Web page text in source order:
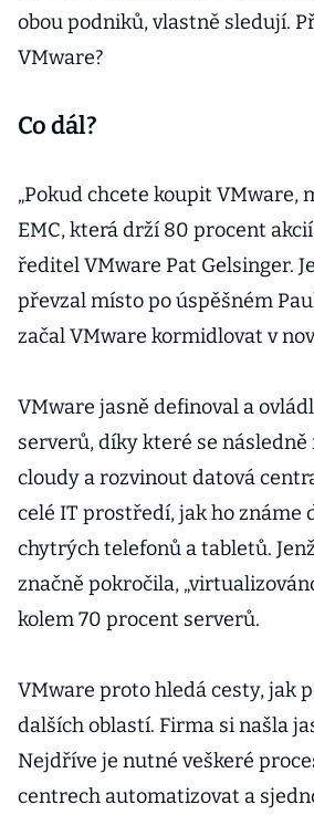
obou podniků, vlastně sledují.
VMware?
Co dál?
„Pokud chcete koupit VMware,
EMC, která drží 80 procent
ředitel VMware Pat Gelsinger.
převzal místo po úspěšném
začal VMware kormidlovat v
VMware jasně definoval a
serverů, díky které se
cloudy a rozvinout datová
celé IT prostředí, jak ho známe
chytrých telefonů a tabletů.
značně pokročila,
kolem 70 procent serverů.
VMware proto hledá cesty, jak
dalších oblastí. Firma si našla
Nejdříve je nutné veškeré
centrech automatizovat a